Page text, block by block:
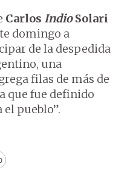
Carlos IndioSolari
domingo a
de la despedida
una
filas de más de
que fue definido
pueblo”.